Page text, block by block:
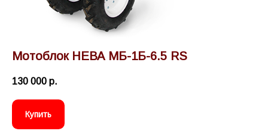
Мотоблок НЕВА МБ-1Б-6.5 RS
130 000 р.
Купить